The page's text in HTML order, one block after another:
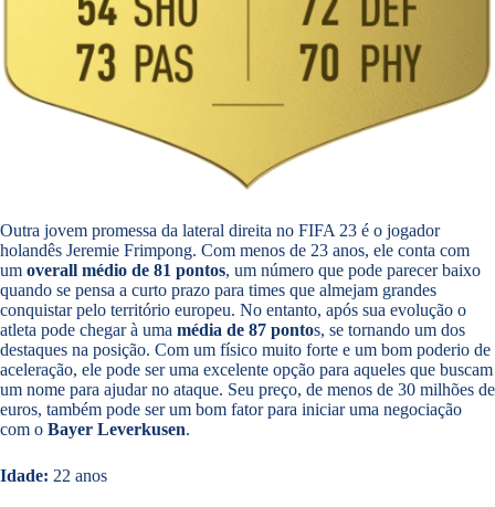
Outra jovem promessa da lateral direita no FIFA 23 é o jogador
holandês Jeremie Frimpong. Com menos de 23 anos, ele conta com
um overall médio de 81 pontos, um número que pode parecer baixo
quando se pensa a curto prazo para times que almejam grandes
conquistar pelo território europeu. No entanto, após sua evolução o
atleta pode chegar à uma média de 87 pontos, se tornando um dos
destaques na posição. Com um físico muito forte e um bom poderio de
aceleração, ele pode ser uma excelente opção para aqueles que buscam
um nome para ajudar no ataque. Seu preço, de menos de 30 milhões de
euros, também pode ser um bom fator para iniciar uma negociação
com o Bayer Leverkusen.
Idade: 22 anos